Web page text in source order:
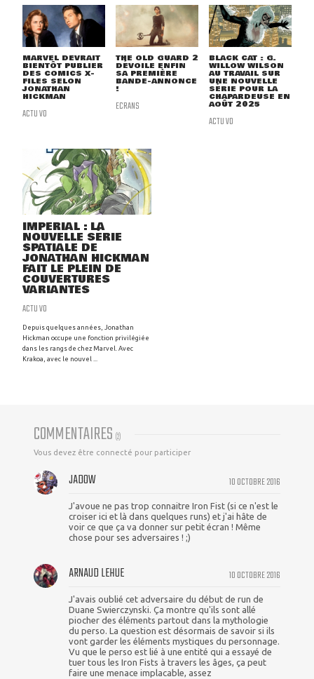
MARVEL DEVRAIT
BIENTÔT PUBLIER
DES COMICS X-
FILES SELON
JONATHAN
HICKMAN
ACTU VO
THE OLD GUARD 2
DÉVOILE ENFIN
SA PREMIÈRE
BANDE-ANNONCE
!
ECRANS
BLACK CAT : G.
WILLOW WILSON
AU TRAVAIL SUR
UNE NOUVELLE
SÉRIE POUR LA
CHAPARDEUSE EN
AOÛT 2025
ACTU VO
IMPERIAL : LA
NOUVELLE SÉRIE
SPATIALE DE
JONATHAN HICKMAN
FAIT LE PLEIN DE
COUVERTURES
VARIANTES
ACTU VO
Depuis quelques années, Jonathan
Hickman occupe une fonction privilégiée
dans les rangs de chez Marvel. Avec
Krakoa, avec le nouvel ...
COMMENTAIRES (2)
Vous devez être connecté pour participer
10 OCTOBRE 2016
JADOW
J'avoue ne pas trop connaitre Iron Fist (si ce n'est le
croiser ici et là dans quelques runs) et j'ai hâte de
voir ce que ça va donner sur petit écran ! Même
chose pour ses adversaires ! ;)
10 OCTOBRE 2016
ARNAUD LEHUE
J'avais oublié cet adversaire du début de run de
Duane Swierczynski. Ça montre qu'ils sont allé
piocher des éléments partout dans la mythologie
du perso. La question est désormais de savoir si ils
vont garder les éléments mystiques du personnage.
Vu que le perso est lié à une entité qui a essayé de
tuer tous les Iron Fists à travers les âges, ça peut
faire une menace implacable, assez